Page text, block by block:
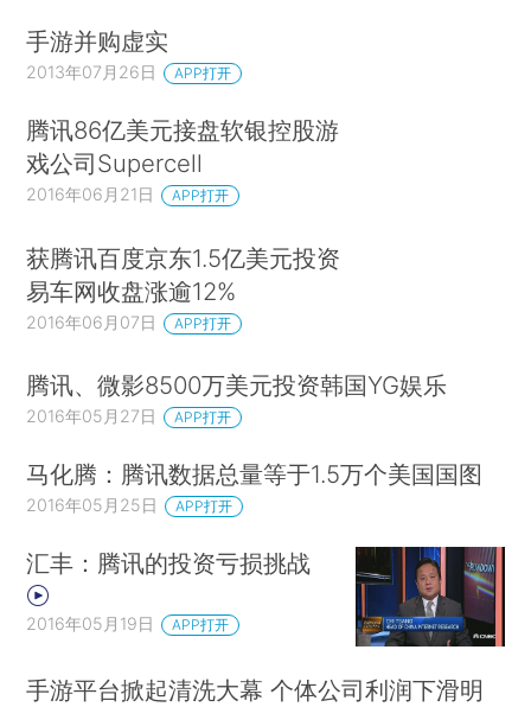
手游并购虚实
2013年07月26日 APP打开
腾讯86亿美元接盘软银控股游
戏公司Supercell
2016年06月21日 APP打开
获腾讯百度京东1.5亿美元投资
易车网收盘涨逾12%
2016年06月07日 APP打开
腾讯、微影8500万美元投资韩国YG娱乐
2016年05月27日 APP打开
马化腾：腾讯数据总量等于1.5万个美国国图
2016年05月25日 APP打开
汇丰：腾讯的投资亏损挑战
2016年05月19日 APP打开
手游平台掀起清洗大幕 个体公司利润下滑明